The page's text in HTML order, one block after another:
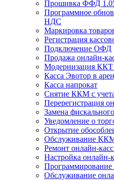
Прошивка ФФД
Программное
НДС
Маркировка
Регистрация
Подключение ОФД
Продажа онлайн-
Модернизация
Касса Эвотор в
Касса напрокат
Снятие ККМ с
Перерегистрация
Замена
Уведомление о
Открытие
Обслуживание
Ремонт онлайн-
Настройка
Обслуживание